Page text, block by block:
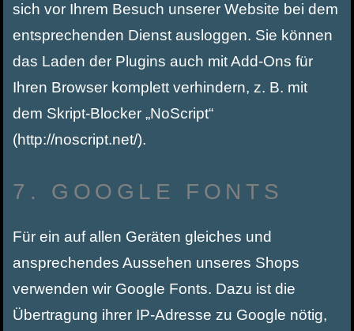
sich vor Ihrem Besuch unserer Website bei dem
entsprechenden Dienst ausloggen. Sie können
das Laden der Plugins auch mit Add-Ons für
Ihren Browser komplett verhindern, z. B. mit
dem Skript-Blocker „NoScript“
(http://noscript.net/).
7. GOOGLE FONTS
Für ein auf allen Geräten gleiches und
ansprechendes Aussehen unseres Shops
verwenden wir Google Fonts. Dazu ist die
Übertragung ihrer IP-Adresse zu Google nötig,